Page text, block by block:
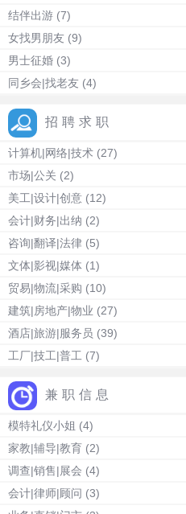
结伴出游 (7)
女找男朋友 (9)
男士征婚 (3)
同乡会|找老友 (4)
招聘求职
计算机|网络|技术 (27)
市场|公关 (2)
美工|设计|创意 (12)
会计|财务|出纳 (2)
咨询|翻译|法律 (5)
文体|影视|媒体 (1)
贸易|物流|采购 (10)
建筑|房地产|物业 (27)
酒店|旅游|服务员 (39)
工厂|技工|普工 (7)
兼职信息
模特礼仪小姐 (4)
家教|辅导|教育 (2)
调查|销售|展会 (4)
会计|律师|顾问 (3)